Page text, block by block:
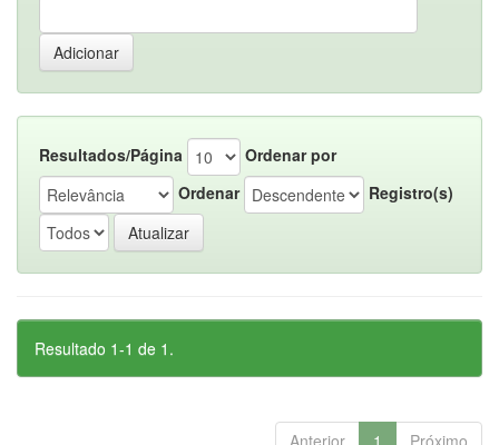
Resultados/Página
Ordenar por
Ordenar
Registro(s)
Resultado 1-1 de 1.
Anterior 1 Próximo